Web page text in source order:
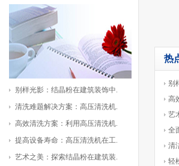
别样光影：结晶粉在建筑装饰中.
清洗难题解决方案：高压清洗机.
高效清洗方案：利用高压清洗机.
提高设备寿命：高压清洗机在工.
艺术之美：探索结晶粉在建筑装.
热
别
高
艺
全
清
轻